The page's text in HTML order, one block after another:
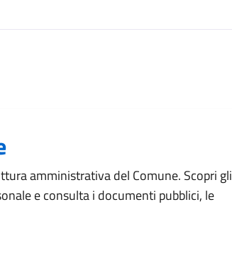
amministrativa del Comune. Scopri gli
e consulta i documenti pubblici, le